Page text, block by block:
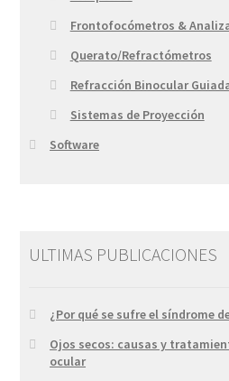
Frontofocómetros &
Querato/Refractómetros
Refracción Binocular
Sistemas de Proyección
Software
ULTIMAS PUBLICACIONES
¿Por qué se sufre el síndrome
Ojos secos: causas y
ocular